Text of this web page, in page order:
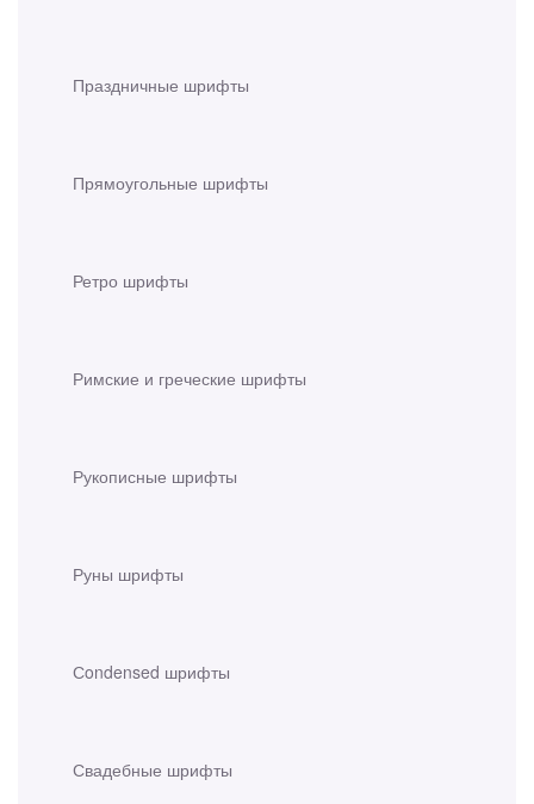
Праздничные шрифты
Прямоугольные шрифты
Ретро шрифты
Римские и греческие шрифты
Рукописные шрифты
Руны шрифты
Сondensed шрифты
Свадебные шрифты